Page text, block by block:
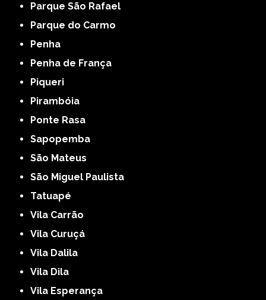
Parque São Rafael
Parque do Carmo
Penha
Penha de França
Piqueri
Pirambóia
Ponte Rasa
Sapopemba
São Mateus
São Miguel Paulista
Tatuapé
Vila Carrão
Vila Curuçá
Vila Dalila
Vila Dila
Vila Esperança